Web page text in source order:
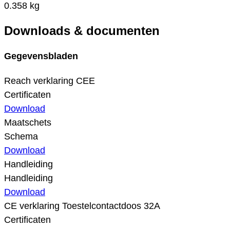
0.358 kg
Downloads & documenten
Gegevensbladen
Reach verklaring CEE
Certificaten
Download
Maatschets
Schema
Download
Handleiding
Handleiding
Download
CE verklaring Toestelcontactdoos 32A
Certificaten